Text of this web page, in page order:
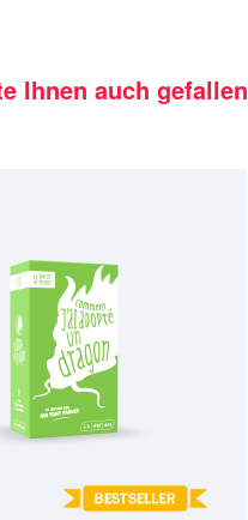
Ihnen auch gefallen